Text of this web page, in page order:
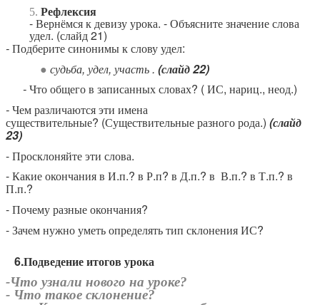
Рефлексия
- Вернёмся к девизу урока. - Объясните значение слова
удел. (слайд 21)
-Подберите синонимы к слову удел:
судьба, удел, участь . (слайд 22)
-Что общего в записанных словах? ( ИС, нариц., неод.)
-Чем различаются эти имена
существительные? (Существительные разного рода.) (слайд
23)
- Просклоняйте эти слова.
- Какие окончания в И.п.? в Р.п? в Д.п.? в В.п.? в Т.п.? в
П.п.?
- Почему разные окончания?
- Зачем нужно уметь определять тип склонения ИС?
6.Подведение итогов урока
-Что узнали нового на уроке?
- Что такое склонение?